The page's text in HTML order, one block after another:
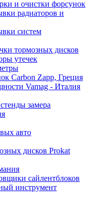
и очистки форсунок
радиаторов и
систем
тормозных дисков
утечек
Carbon Zapp, Греция
Vamag - Италия
замера
авто
дисков Prokat
сайлентблоков
инструмент